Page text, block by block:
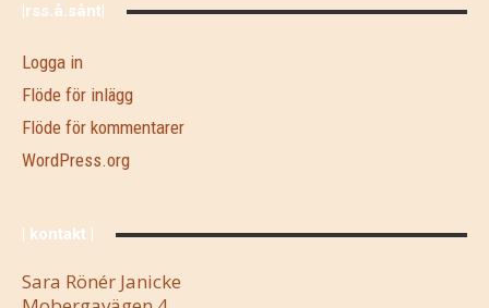
|rss.å.sånt|
Logga in
Flöde för inlägg
Flöde för kommentarer
WordPress.org
| kontakt |
Sara Rönér Janicke